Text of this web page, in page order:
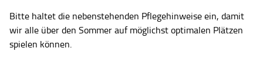
Bitte haltet die nebenstehenden Pflegehinweise ein, damit
wir alle über den Sommer auf möglichst optimalen Plätzen
spielen können.